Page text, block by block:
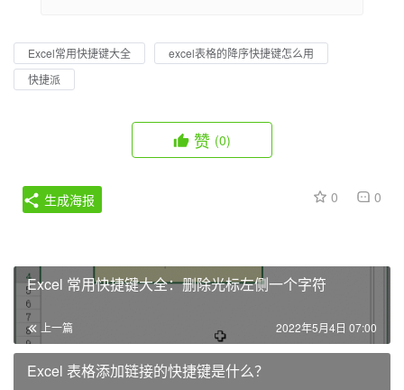
Excel常用快捷键大全
excel表格的降序快捷键怎么用
快捷派
赞 (0)
0 0
生成海报
Excel 常用快捷键大全：删除光标左侧一个字符
上一篇 2022年5月4日 07:00
Excel 表格添加链接的快捷键是什么？